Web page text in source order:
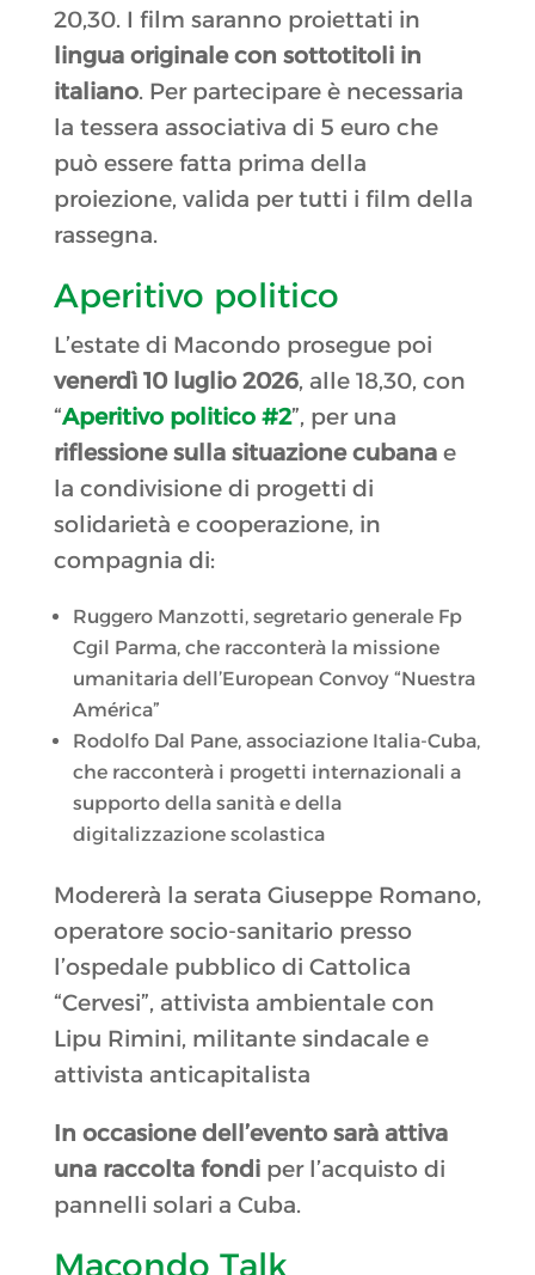
20,30. I film saranno proiettati in
lingua originale con sottotitoli in
italiano. Per partecipare è necessaria
la tessera associativa di 5 euro che
può essere fatta prima della
proiezione, valida per tutti i film della
rassegna.
Aperitivo politico
L’estate di Macondo prosegue poi
venerdì 10 luglio 2026, alle 18,30, con
“Aperitivo politico #2”, per una
riflessione sulla situazione cubanae
la condivisione di progetti di
solidarietà e cooperazione, in
compagnia di:
Ruggero Manzotti, segretario generale Fp
Cgil Parma, che racconterà la missione
umanitaria dell’European Convoy “Nuestra
América”
Rodolfo Dal Pane, associazione Italia-Cuba,
che racconterà i progetti internazionali a
supporto della sanità e della
digitalizzazione scolastica
Modererà la serata Giuseppe Romano,
operatore socio-sanitario presso
l’ospedale pubblico di Cattolica
“Cervesi”, attivista ambientale con
Lipu Rimini, militante sindacale e
attivista anticapitalista
In occasione dell’evento sarà attiva
una raccolta fondiper l’acquisto di
pannelli solari a Cuba.
Macondo Talk